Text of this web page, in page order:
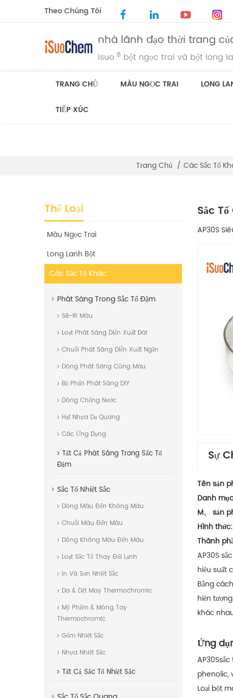
Theo Chúng Tôi
nhà lãnh đạo thời trang
isuo ® bột ngọc trai và bột long
TRANG CHỦ MÀU NGỌC TRAI LONG
TIẾP XÚC
Trang Chủ / Các Sắc Tố
Sắc
AP30S
Sự
Tên sản
Danh
M、 sản
Hình thức:
Thành
AP30S
hiệu suất
Bằng
hiện
khác
Ứng
AP30S
phenolic,
Loại bột
Thể Loại
Màu Ngọc Trai
Long Lanh Bột
Các Sắc Tố Khác
Phát Sáng Trong Sắc Tố Đậm
Sê-Ri Màu
Loạt Phát Sáng Diễn Xuất Dài
Chuỗi Phát Sáng Diễn Xuất Ngắn
Dòng Phát Sáng Cùng Màu
Bộ Phấn Phát Sáng DIY
Dòng Chống Nước
Hạt Nhựa Dạ Quang
Các Ứng Dụng
Tất Cả Phát Sáng Trong Sắc Tố
Đậm
Sắc Tố Nhiệt Sắc
Dòng Màu Đến Không Màu
Chuỗi Màu Đến Màu
Dòng Không Màu Đến Màu
Loạt Sắc Tố Thay Đổi Lạnh
In Và Sơn Nhiệt Sắc
Da & Dệt May Thermochromic
Mỹ Phẩm & Móng Tay
Thermochromic
Gốm Nhiệt Sắc
Nhựa Nhiệt Sắc
Tất Cả Sắc Tố Nhiệt Sắc